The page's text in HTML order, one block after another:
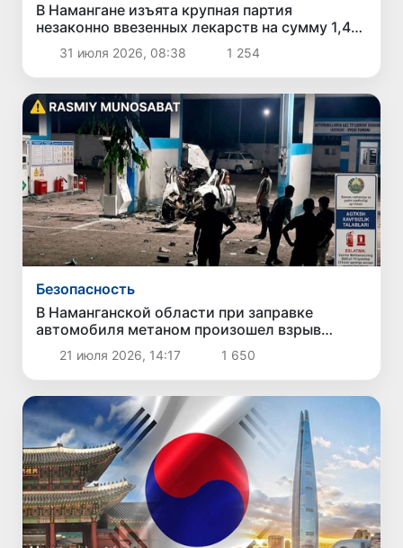
В Намангане изъята крупная партия
незаконно ввезенных лекарств на сумму 1,4
млрд сумов
31 июля 2026, 08:38 1 254
Безопасность
В Наманганской области при заправке
автомобиля метаном произошел взрыв
газового баллона: пострадавших нет
21 июля 2026, 14:17 1 650